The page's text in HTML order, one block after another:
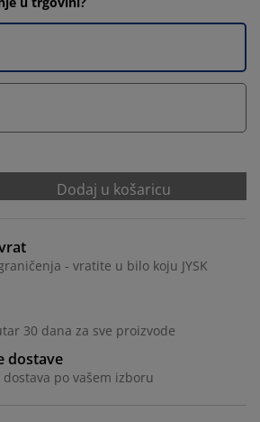
Dodaj u košaricu
- vratite u bilo koju JYSK
30 dana za sve proizvode
dostave
po vašem izboru